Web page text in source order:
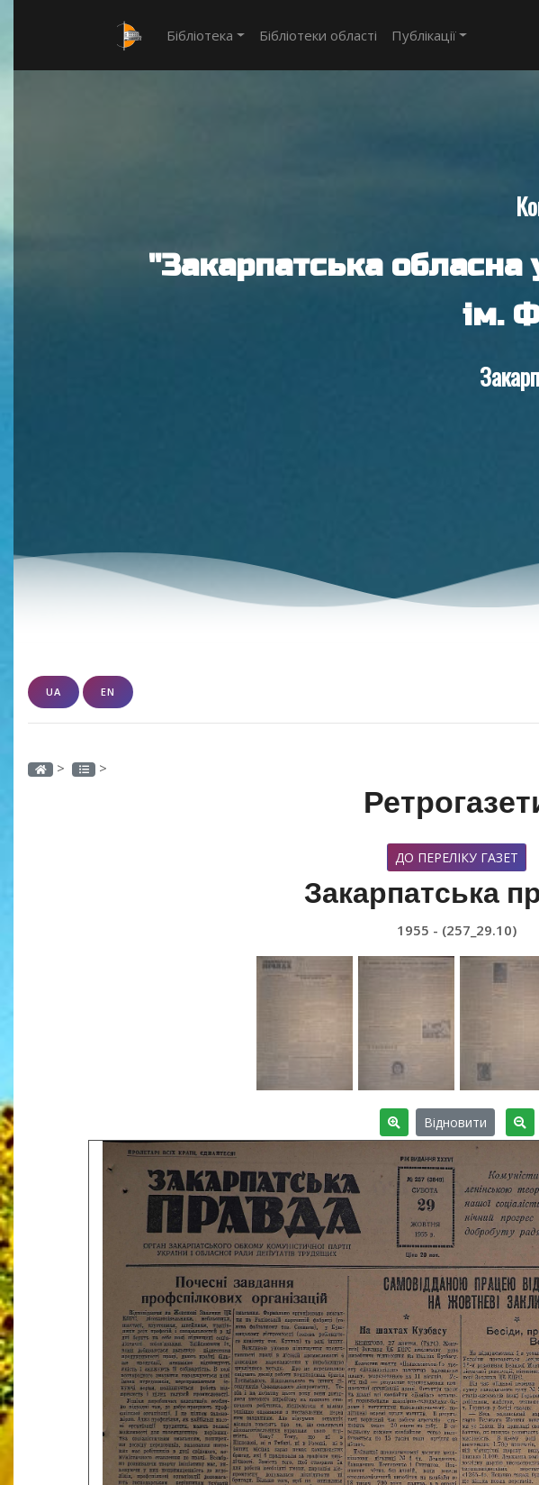
Бібліотека Бібліотеки області Публікації
"Закарпатська обласна
ім.
UA EN
> >
ДО ПЕРЕЛІКУ ГАЗЕТ
Закарпатська
1955 - (257_29.10)
Відновити